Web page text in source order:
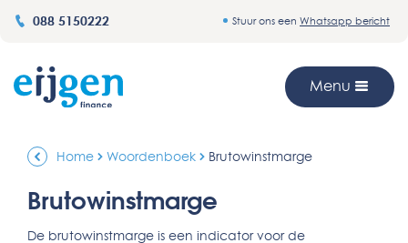
088 5150222 Stuur ons een Whatsapp bericht
Menu
Home Woordenboek Brutowinstmarge
Brutowinstmarge
De brutowinstmarge is een indicator voor de